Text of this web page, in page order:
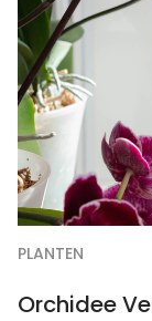
PLANTEN
Orchidee